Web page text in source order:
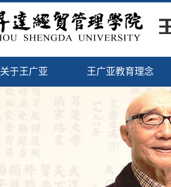
关于王广亚 王广亚教育理念